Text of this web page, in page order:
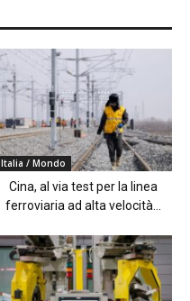
Italia / Mondo
Cina, al via test per la linea
ferroviaria ad alta velocità...